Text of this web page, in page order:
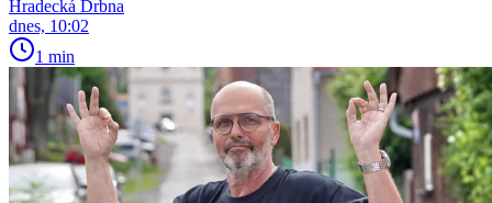
Hradecká Drbna
dnes, 10:02
1 min